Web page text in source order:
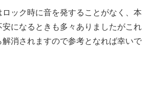
ック時に音を発することがなく、本
になるときも多々ありましたがこれ
消されますので参考となれば幸いで